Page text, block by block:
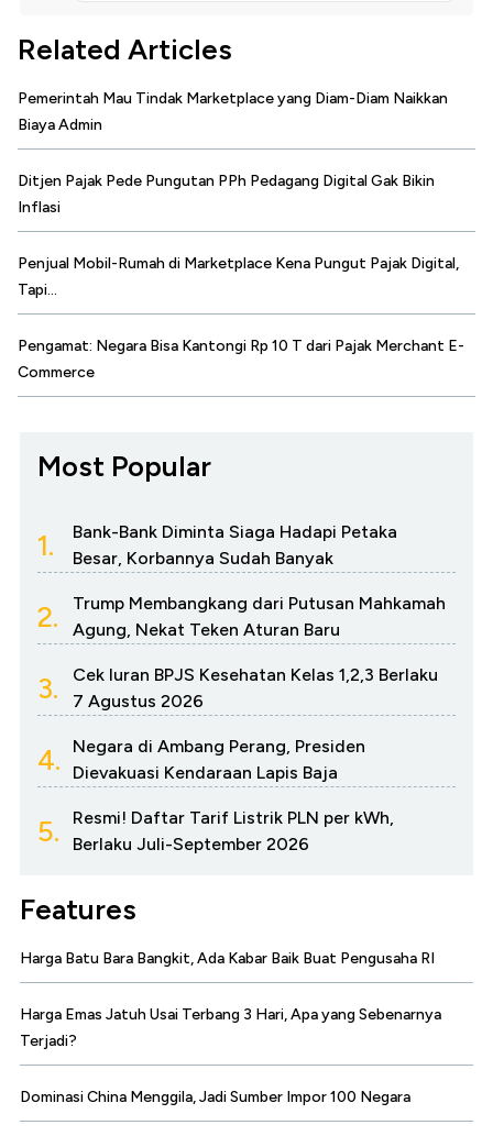
Related Articles
Pemerintah Mau Tindak Marketplace yang Diam-Diam Naikkan
Biaya Admin
Ditjen Pajak Pede Pungutan PPh Pedagang Digital Gak Bikin
Inflasi
Penjual Mobil-Rumah di Marketplace Kena Pungut Pajak Digital,
Tapi...
Pengamat: Negara Bisa Kantongi Rp 10 T dari Pajak Merchant E-
Commerce
Most Popular
1.
Bank-Bank Diminta Siaga Hadapi Petaka
Besar, Korbannya Sudah Banyak
2.
Trump Membangkang dari Putusan Mahkamah
Agung, Nekat Teken Aturan Baru
3.
Cek Iuran BPJS Kesehatan Kelas 1,2,3 Berlaku
7 Agustus 2026
4.
Negara di Ambang Perang, Presiden
Dievakuasi Kendaraan Lapis Baja
5.
Resmi! Daftar Tarif Listrik PLN per kWh,
Berlaku Juli-September 2026
Features
Harga Batu Bara Bangkit, Ada Kabar Baik Buat Pengusaha RI
Harga Emas Jatuh Usai Terbang 3 Hari, Apa yang Sebenarnya
Terjadi?
Dominasi China Menggila, Jadi Sumber Impor 100 Negara